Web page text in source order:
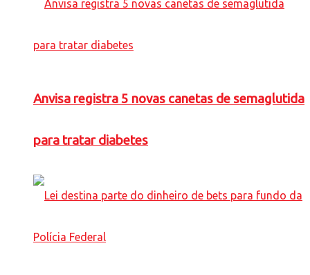
Anvisa registra 5 novas canetas de semaglutida
para tratar diabetes